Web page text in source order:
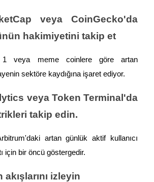
veya CoinGecko'da
hakimiyetini takip et
1 veya meme coinlere göre artan
sektöre kaydığına işaret ediyor.
veya Token Terminal'da
takip edin.
artan günlük aktif kullanıcı
için bir öncü göstergedir.
izleyin